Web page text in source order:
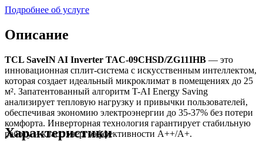
Подробнее об услуге
Описание
TCL SaveIN AI Inverter TAC-09CHSD/ZG11IHB — это
инновационная сплит-система с искусственным интеллектом,
которая создает идеальный микроклимат в помещениях до 25
м². Запатентованный алгоритм T-AI Energy Saving
анализирует тепловую нагрузку и привычки пользователей,
обеспечивая экономию электроэнергии до 35-37% без потери
комфорта. Инверторная технология гарантирует стабильную
работу и класс энергоэффективности A++/A+.
Характеристики